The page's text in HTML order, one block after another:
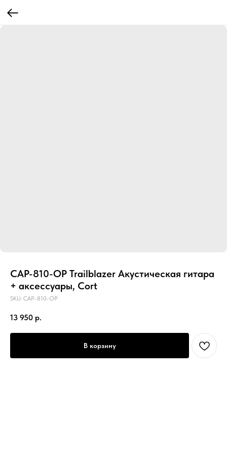
CAP-810-OP Trailblazer Акустическая гитара
+ аксессуары, Cort
SKU: CAP-810-OP
13 950 р.
В корзину